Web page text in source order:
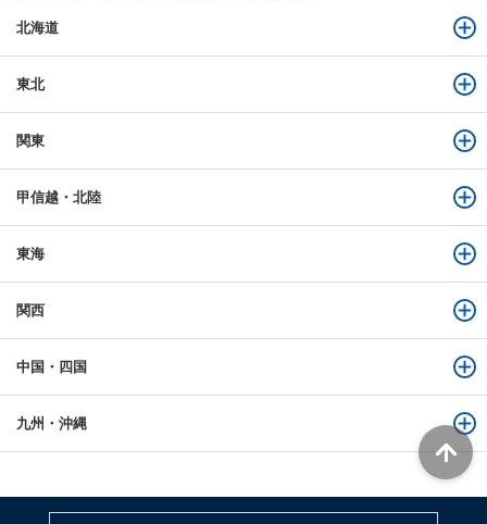
北海道
東北
関東
甲信越・北陸
東海
関西
中国・四国
九州・沖縄